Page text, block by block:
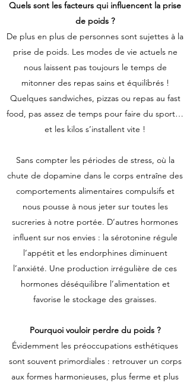
Quels sont les facteurs qui influencent la prise
de poids ?
De plus en plus de personnes sont sujettes à la
prise de poids. Les modes de vie actuels ne
nous laissent pas toujours le temps de
mitonner des repas sains et équilibrés !
Quelques sandwiches, pizzas ou repas au fast
food, pas assez de temps pour faire du sport…
et les kilos s’installent vite !
Sans compter les périodes de stress, où la
chute de dopamine dans le corps entraîne des
comportements alimentaires compulsifs et
nous pousse à nous jeter sur toutes les
sucreries à notre portée. D’autres hormones
influent sur nos envies : la sérotonine régule
l’appétit et les endorphines diminuent
l’anxiété. Une production irrégulière de ces
hormones déséquilibre l’alimentation et
favorise le stockage des graisses.
Pourquoi vouloir perdre du poids ?
Évidemment les préoccupations esthétiques
sont souvent primordiales : retrouver un corps
aux formes harmonieuses, plus ferme et plus